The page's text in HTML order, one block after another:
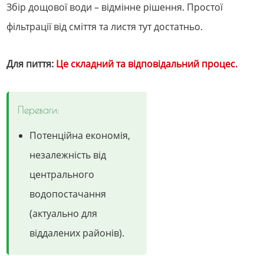
Збір дощової води – відмінне рішення. Простої
фільтрації від сміття та листя тут достатньо.
Для пиття: Це складний та відповідальний процес.
Переваги:
Потенційна економія,
незалежність від
центрального
водопостачання
(актуально для
віддалених районів).